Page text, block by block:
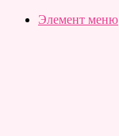
Slubovju.ru
Бесплатные
Элемент меню